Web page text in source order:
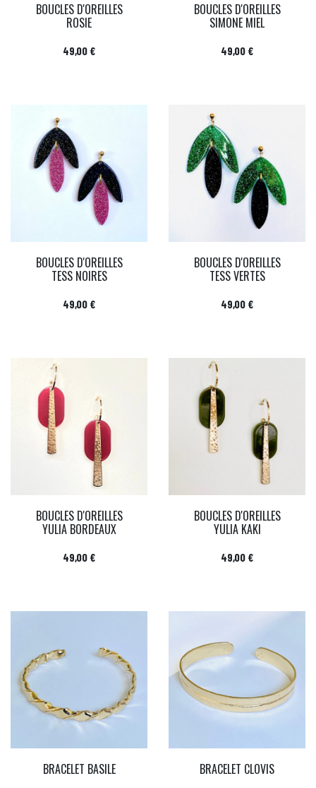
BOUCLES D'OREILLES
ROSIE
Prix
49,00 €
BOUCLES D'OREILLES
SIMONE MIEL
Prix
49,00 €
BOUCLES D'OREILLES
TESS NOIRES
Prix
49,00 €
BOUCLES D'OREILLES
TESS VERTES
Prix
49,00 €
BOUCLES D'OREILLES
YULIA BORDEAUX
Prix
49,00 €
BOUCLES D'OREILLES
YULIA KAKI
Prix
49,00 €
BRACELET BASILE BRACELET CLOVIS